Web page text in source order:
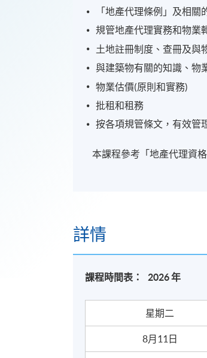
「地產代理條例」及相關
規管地產代理實務和物業
土地註冊制度、查冊及與
與建築物有關的知識、物
物業估價(原則和實務)
批租和租務
按各項規管條文，有效管
本課程參考「地產代理資
詳情
課程時間表： 2026 年
星期二
8月11日